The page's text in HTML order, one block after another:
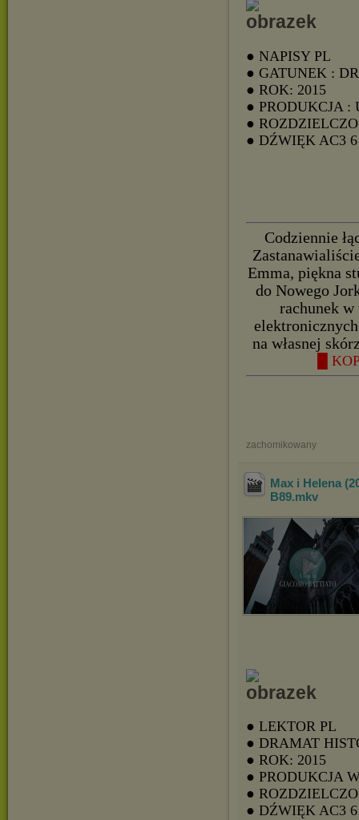
● NAPISY PL
● GATUNEK :
● ROK: 2015
● PRODUKCJA :
●
● DŹWIĘK AC3
Codziennie
Emma, piękna
do Nowego
rachunek
na własnej
█
zachomikowany
Max i Helena
B89.mkv
● LEKTOR PL
● DRAMAT
● ROK: 2015
● PRODUKCJA
●
● DŹWIĘK AC3